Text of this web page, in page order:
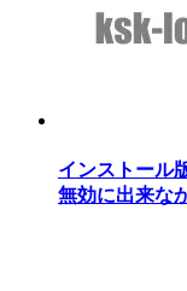
インストール
無効に出来な